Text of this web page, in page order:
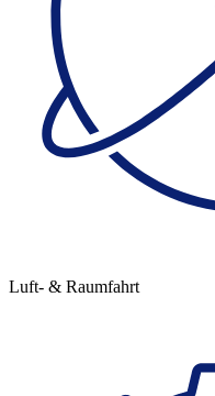
Luft- & Raumfahrt